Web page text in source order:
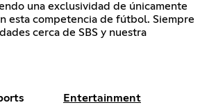
una exclusividad de únicamente
esta competencia de fútbol. Siempre
cerca de SBS y nuestra
Entertainment